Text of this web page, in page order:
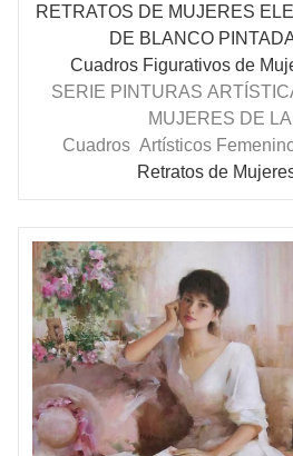
RETRATOS DE MUJERES
DE BLANCO
Cuadros Figurativos de
SERIE PINTURAS
MUJERES DE
Cuadros Artísticos
Retratos de